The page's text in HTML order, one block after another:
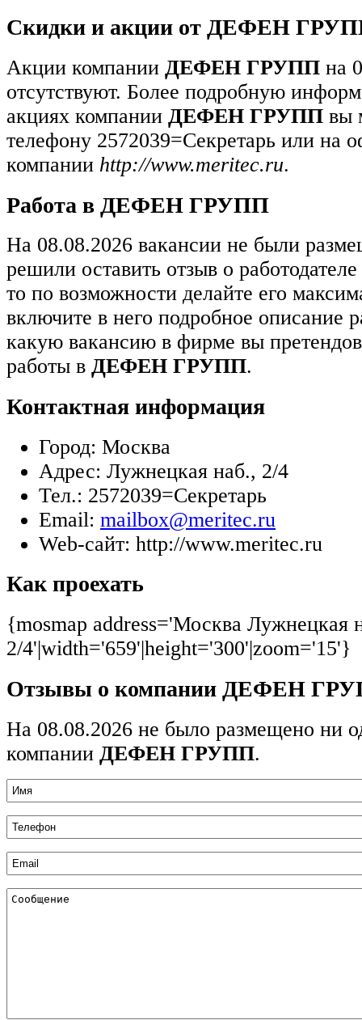
Скидки и акции от ДЕФЕН
Акции компании ДЕФЕН ГРУПП на
отсутствуют. Более подробную
акциях компании ДЕФЕН ГРУПП вы
телефону 2572039=Секретарь или на
компании http://www.meritec.ru.
Работа в ДЕФЕН ГРУПП
На 08.08.2026 вакансии не были
решили оставить отзыв о работодателе
то по возможности делайте его
включите в него подробное описание
какую вакансию в фирме вы
работы в ДЕФЕН ГРУПП.
Контактная информация
Город: Москва
Адрес: Лужнецкая наб., 2/4
Тел.: 2572039=Секретарь
Email: mailbox@meritec.ru
Web-сайт: http://www.meritec.ru
Как проехать
{mosmap address='Москва Лужнецкая
2/4'|width='659'|height='300'|zoom='15'}
Отзывы о компании ДЕФЕН
На 08.08.2026 не было размещено ни
компании ДЕФЕН ГРУПП.